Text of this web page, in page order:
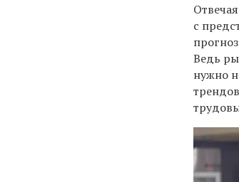
с
Ведь
нужно